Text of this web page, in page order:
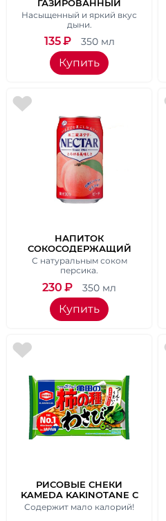
ГАЗИРОВАННЫЙ
SANGARIA "MELON SODA"
СО ВКУСОМ ДЫНИ, 350
Насыщенный и яркий вкус
дыни.
135₽ 350 мл
Купить
НАПИТОК
СОКОСОДЕРЖАЩИЙ
ПЕРСИКОВЫЙ, Ж\Б 350
МЛ.
С натуральным соком
персика.
230 ₽ 350 мл
Купить
РИСОВЫЕ СНЕКИ
KAMEDA KAKINOTANE С
ВАСАБИ И АРАХИСОМ,
Содержит мало калорий!